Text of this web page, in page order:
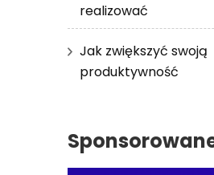
realizować
Jak zwiększyć swoją
produktywność